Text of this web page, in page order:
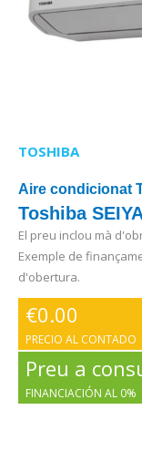
TOSHIBA
Aire condicionat
Toshiba
El preu inclou mà
Exemple de
d'obertura.
€0.00
PRECIO AL CONTADO
Preu a
FINANCIACIÓN AL 0%